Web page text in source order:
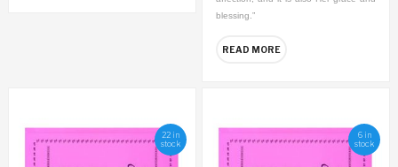
blessing.”
READ MORE
22 in
stock
6 in
stock